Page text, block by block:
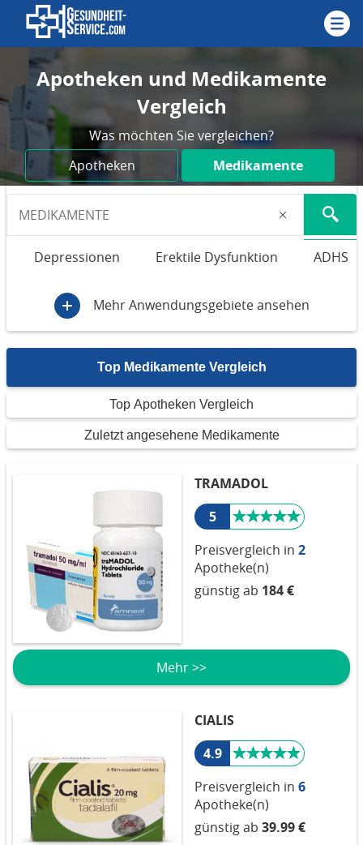
Apotheken und Medikamente
Vergleich
Was möchten Sie vergleichen?
Apotheken
Medikamente
Depressionen Erektile Dysfunktion ADHS
Mehr Anwendungsgebiete ansehen
Top Medikamente Vergleich
Top Apotheken Vergleich
Zuletzt angesehene Medikamente
TRAMADOL
5
Preisvergleich in 2
Apotheke(n)
günstig ab 184 €
Mehr >>
CIALIS
4.9
Preisvergleich in 6
Apotheke(n)
günstig ab 39.99 €